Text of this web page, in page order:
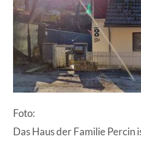
Foto:
Das Haus der Familie Percin